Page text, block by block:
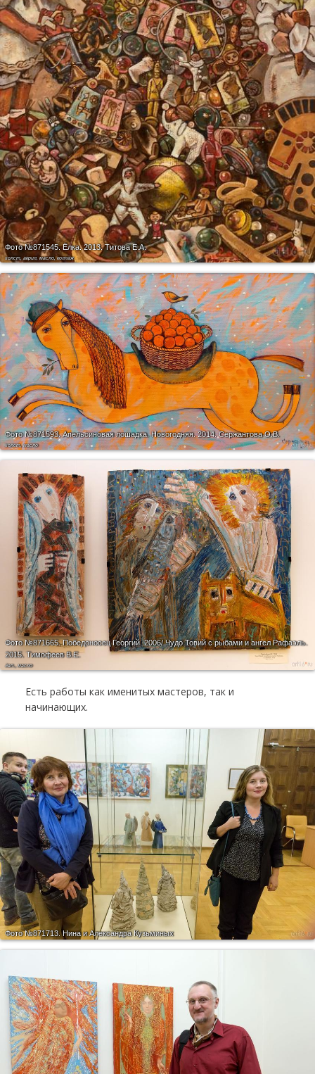
Фото №871545.Ёлка. 2013. Титова Е.А.
холст, акрил, масло, коллаж
Фото №871593.Апельсиновая лошадка. Новогодняя. 2014. Сержантова О.В.
холст, масло
Фото №871665.Победоносец Георгий. 2006/ Чудо Товий с рыбами и ангел Рафаэль.
2015. Тимофеев В.Е.
двп., масло
Есть работы как именитых мастеров, так и
начинающих.
Фото №871713.Нина и Александра Кузьминых